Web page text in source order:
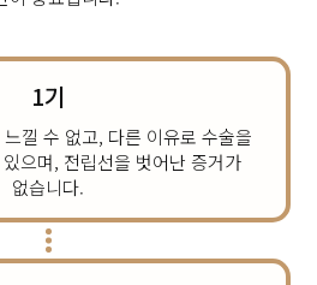
1기
낄 수 없고, 다른 이유로 수술을
으며, 전립선을 벗어난 증거가
없습니다.